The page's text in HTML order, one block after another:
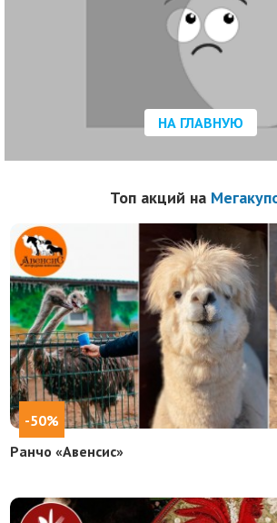
НА ГЛАВНУЮ
Топ акций на
-50%
Ранчо «Авенсис»